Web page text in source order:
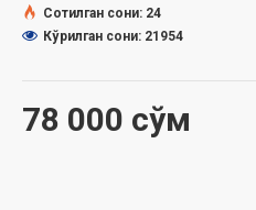
Дин ишлари бўйича
07/9026-сонли
78 000 сўм
Сотилган сони: 24
Кўрилган сони: 21954